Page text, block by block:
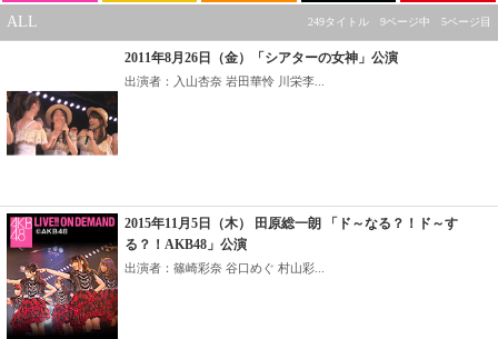
ALL 249タイトル 9ページ中 5ページ目
2011年8月26日（金）「シアターの女神」公演
出演者：入山杏奈 岩田華怜 川栄李...
2015年11月5日（木） 田原総一朗 「ド～なる？！ド～す
る？！AKB48」公演
出演者：篠崎彩奈 谷口めぐ 村山彩...